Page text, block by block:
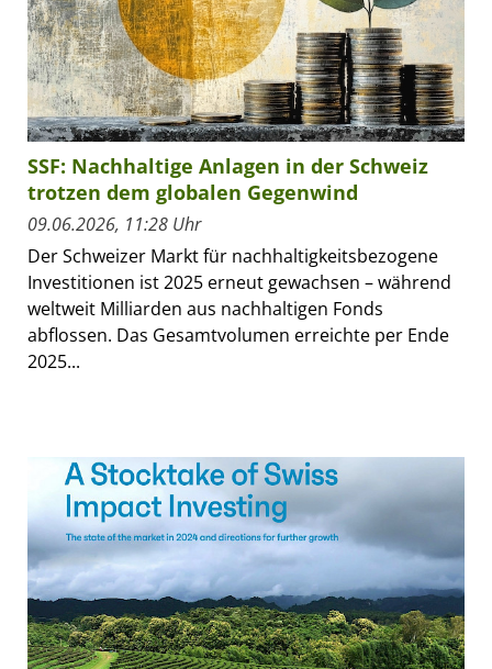
SSF: Nachhaltige Anlagen in der Schweiz
trotzen dem globalen Gegenwind
09.06.2026, 11:28 Uhr
Der Schweizer Markt für nachhaltigkeitsbezogene
Investitionen ist 2025 erneut gewachsen – während
weltweit Milliarden aus nachhaltigen Fonds
abflossen. Das Gesamtvolumen erreichte per Ende
2025...